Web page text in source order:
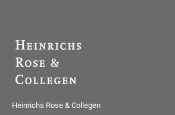
Heinrichs Rose & Collegen